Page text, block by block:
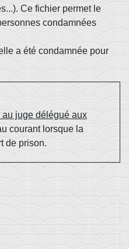
Ce fichier permet le
condamnées
a été condamnée pour
au juge délégué aux
courant lorsque la
de prison.